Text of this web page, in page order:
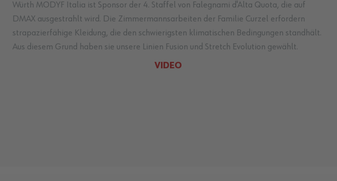
Würth MODYF Italia ist Sponsor der 4. Staffel von Falegnami d'Alta Quota, die auf
DMAX ausgestrahlt wird. Die Zimmermannsarbeiten der Familie Curzel erfordern
strapazierfähige Kleidung, die den schwierigsten klimatischen Bedingungen standhält.
Aus diesem Grund haben sie unsere Linien Fusion und Stretch Evolution gewählt.
VIDEO